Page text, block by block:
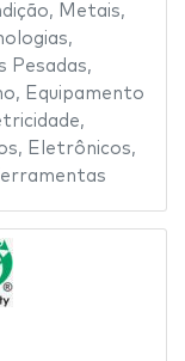
, Metais,
,
Pesadas,
, Equipamento
,
, Eletrônicos,